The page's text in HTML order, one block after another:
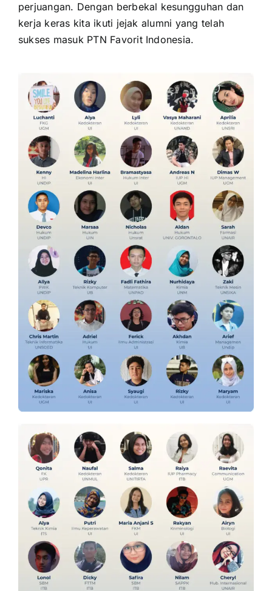
perjuangan. Dengan berbekal kesungguhan dan
kerja keras kita ikuti jejak alumni yang telah
sukses masuk PTN Favorit Indonesia.